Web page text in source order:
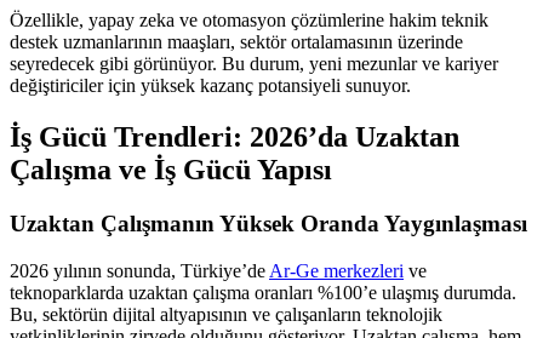
Özellikle, yapay zeka ve otomasyon çözümlerine hakim teknik
destek uzmanlarının maaşları, sektör ortalamasının üzerinde
seyredecek gibi görünüyor. Bu durum, yeni mezunlar ve kariyer
değiştiriciler için yüksek kazanç potansiyeli sunuyor.
İş Gücü Trendleri: 2026’da Uzaktan
Çalışma ve İş Gücü Yapısı
Uzaktan Çalışmanın Yüksek Oranda Yaygınlaşması
2026 yılının sonunda, Türkiye’de Ar-Ge merkezleri ve
teknoparklarda uzaktan çalışma oranları %100’e ulaşmış durumda.
Bu, sektörün dijital altyapısının ve çalışanların teknolojik